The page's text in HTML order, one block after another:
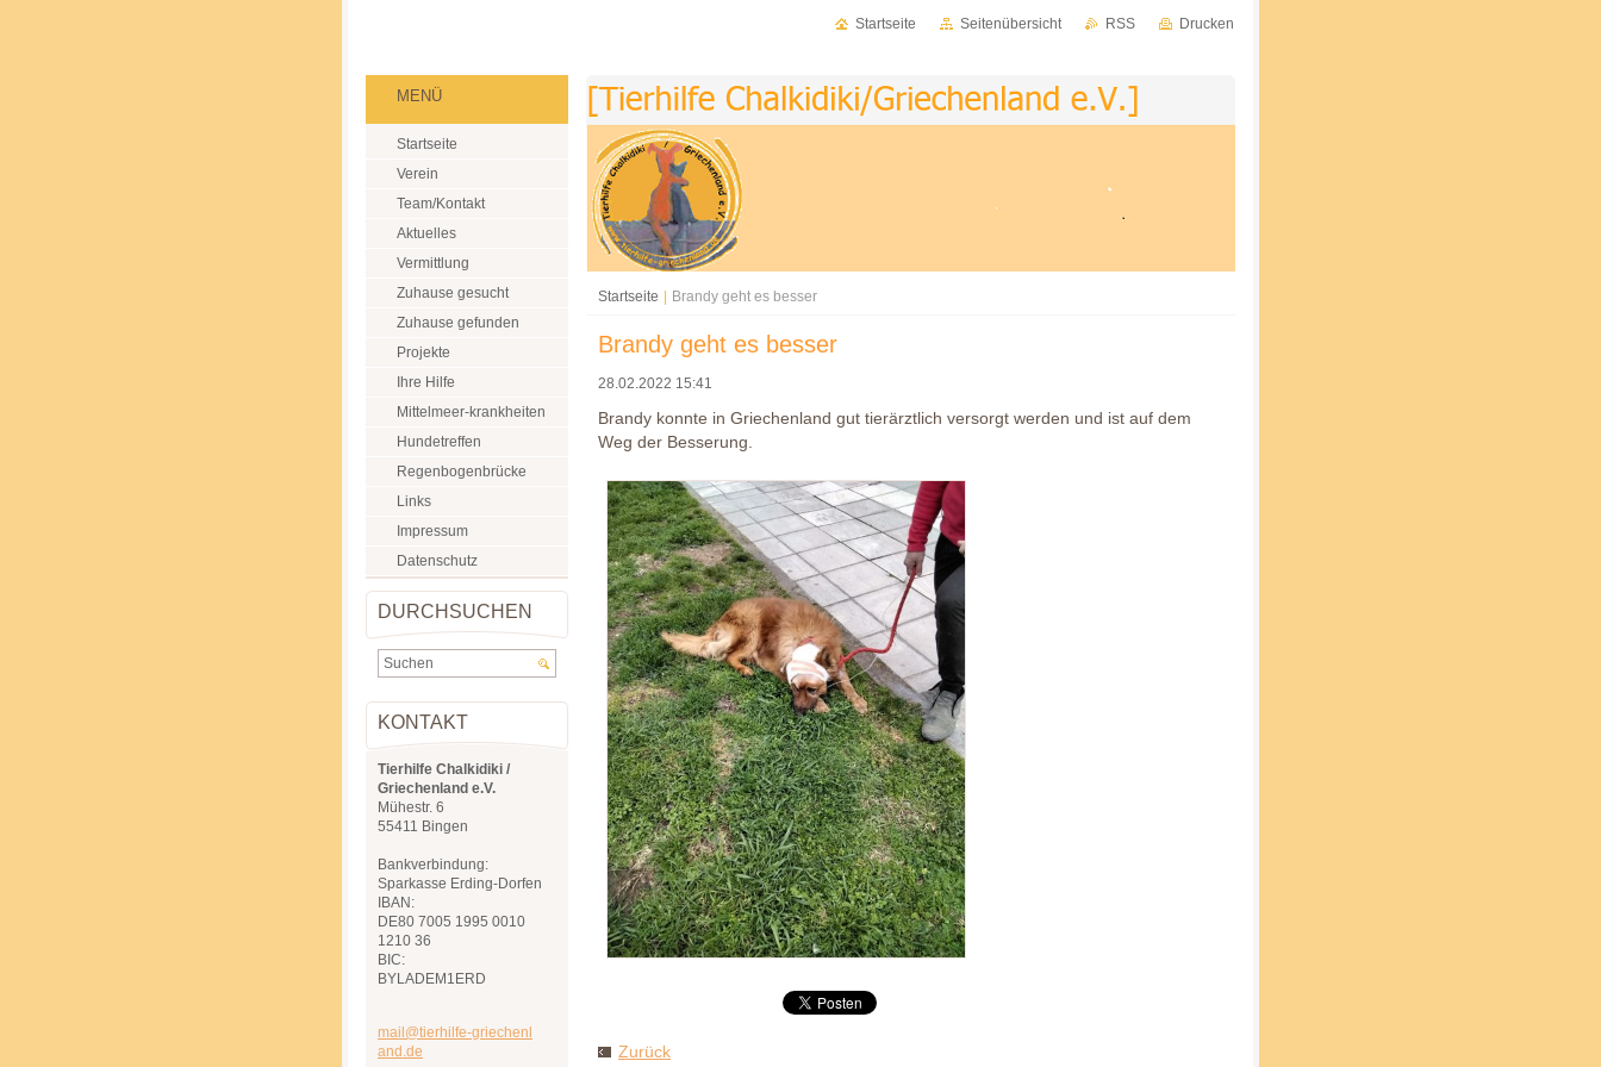
Startseite Brandy geht es besser
Brandy geht es besser
28.02.2022 15:41
Brandy konnte in Griechenland gut tierärztlich versorgt werden und ist auf dem
Weg der Besserung.
Zurück
MENÜ
Startseite
Verein
Team/Kontakt
Aktuelles
Vermittlung
Zuhause gesucht
Zuhause gefunden
Projekte
Ihre Hilfe
Mittelmeer-krankheiten
Hundetreffen
Regenbogenbrücke
Links
Impressum
Datenschutz
DURCHSUCHEN
KONTAKT
Tierhilfe Chalkidiki /
Griechenland e.V.
Mühestr. 6
55411 Bingen
Bankverbindung:
Sparkasse Erding-Dorfen
IBAN:
DE80 7005 1995 0010
1210 36
BIC:
BYLADEM1ERD
mail@tierhilfe-griechenl
and.de
Startseite Seitenübersicht RSS Drucken